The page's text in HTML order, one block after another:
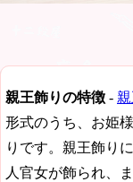
親王飾りの特徴 -
形式のうち、お姫
りです。親王飾りに
人官女が飾られ、